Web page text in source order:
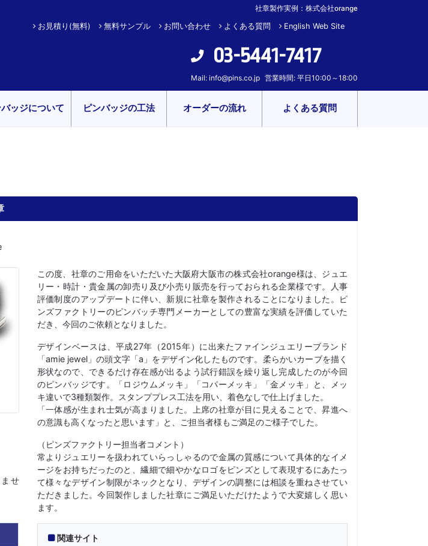
社章製作実例：株式会社orange
お見積り(無料) 無料サンプル お問い合わせ よくある質問 English Web Site
03-5441-7417
Mail: info@pins.co.jp 営業時間: 平日10:00～18:00
ッジについて ピンバッジの工法 オーダーの流れ よくある質問
せ
この度、社章のご用命をいただいた大阪府大阪市の株式会社orange様は、ジュエ
リー・時計・貴金属の卸売り及び小売り販売を行っておられる企業様です。人事
評価制度のアップデートに伴い、新規に社章を製作されることになりました。ピ
ンズファクトリーのピンバッチ専門メーカーとしての豊富な実績を評価していた
だき、今回のご依頼となりました。
デザインベースは、平成27年（2015年）に出来たファインジュエリーブランド
「amie jewel」の頭文字「a」をデザイン化したものです。柔らかいカーブを描く
形状なので、できるだけ存在感が出るよう試行錯誤を繰り返し完成したのが今回
のピンバッジです。「ロジウムメッキ」「コパーメッキ」「金メッキ」と、メッ
キ違いで3種類製作。スタンププレス工法を用い、着色なしで仕上げました。
「一体感が生まれ士気が高まりました。上席の社章が目に見えることで、昇進へ
の意識も高くなったと思います」と、ご担当者様もご満足のご様子でした。
（ピンズファクトリー担当者コメント）
常よりジュエリーを扱われていらっしゃるので金属の質感について具体的なイメ
ージをお持ちだったのと、繊細で細やかなロゴをピンズとして表現するにあたっ
て様々なデザイン制限がネックとなり、デザインの調整には相談を重ねさせてい
ただきました。今回製作しました社章にご満足いただけたようで大変嬉しく思い
ます。
関連サイト